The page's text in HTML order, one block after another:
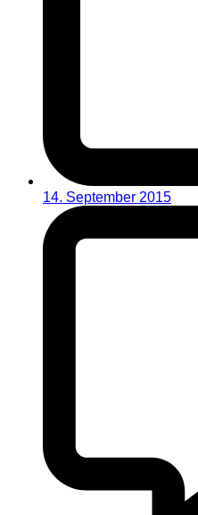
14. September 2015